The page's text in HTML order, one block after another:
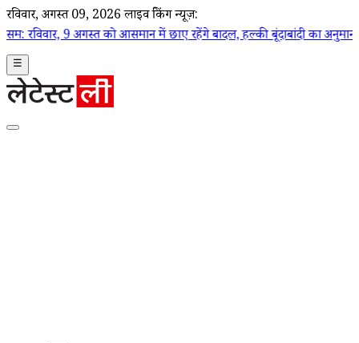
रविवार, अगस्त 09, 2026 लाइव ब्रेकिंग न्यूज़:
को आसमान में छाए रहेंगे बादल, हल्की बूंदाबांदी का अनुमान|पटना की
☰